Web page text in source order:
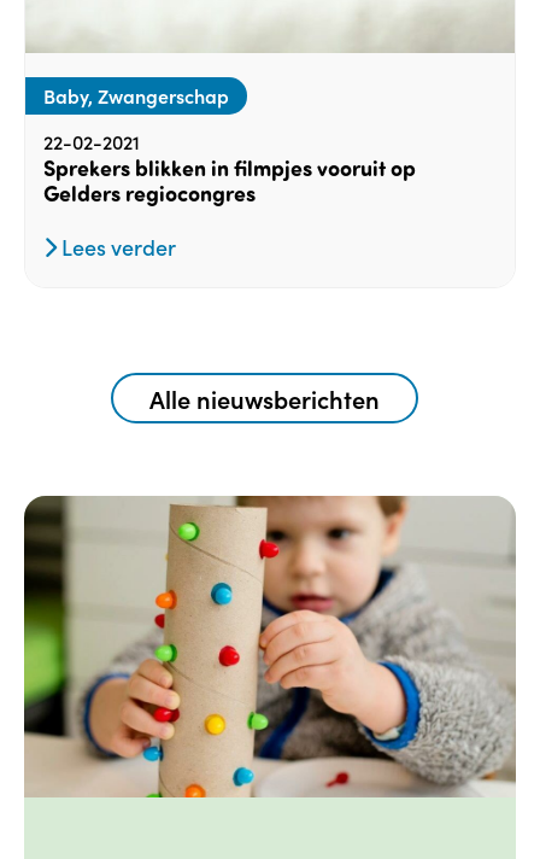
Baby, Zwangerschap
22-02-2021
Sprekers blikken in filmpjes vooruit op
Gelders regiocongres
Lees verder
Alle nieuwsberichten